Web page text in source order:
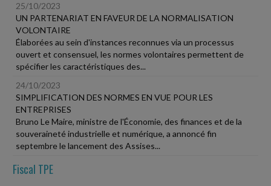
25/10/2023
UN PARTENARIAT EN FAVEUR DE LA NORMALISATION
VOLONTAIRE
Élaborées au sein d'instances reconnues via un processus
ouvert et consensuel, les normes volontaires permettent de
spécifier les caractéristiques des...
24/10/2023
SIMPLIFICATION DES NORMES EN VUE POUR LES
ENTREPRISES
Bruno Le Maire, ministre de l'Économie, des finances et de la
souveraineté industrielle et numérique, a annoncé fin
septembre le lancement des Assises...
Fiscal TPE